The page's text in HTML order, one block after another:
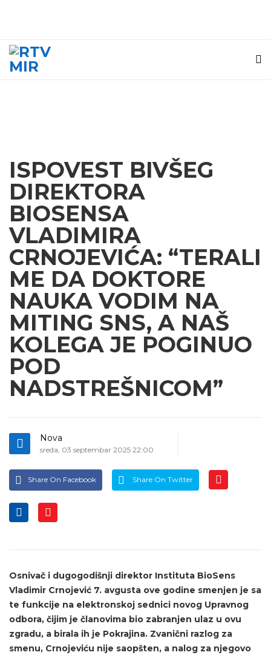
ISPOVEST BIVŠEG
DIREKTORA
BIOSENSA
VLADIMIRA
CRNOJEVIĆA: “TERALI
ME DA DOKTORE
NAUKA VODIM NA
MITING SNS, A NAŠ
KOLEGA JE POGINUO
POD
NADSTREŠNICOM”
Nova
sreda, 03 septembar 2025 22:00
Share On Facebook Share On Twitter
Osnivač i dugogodišnji direktor Instituta BioSens
Vladimir Crnojević 7. avgusta ove godine smenjen je sa
te funkcije na elektronskoj sednici novog Upravnog
odbora, čijim je članovima bio zabranjen ulaz u ovu
zgradu, a birala ih je Pokrajina. Zvanični razlog za
smenu, Crnojeviću nije saopšten, a nalog za njegovo